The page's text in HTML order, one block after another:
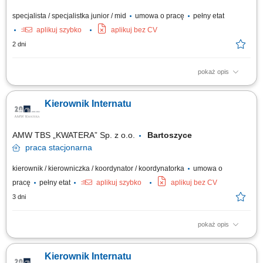
specjalista / specjalistka junior / mid umowa o pracę
pełny etat
aplikuj szybko
aplikuj bez CV
2 dni
pokaż opis
Zakres obowiązków: samodzielne zarządzanie nieruchomościami
operacyjnych z działami wewnętrznymi; nadzór nad bieżącą eksploatacją
budynków i instalacji (HVAC, sanitarne, elektryczne) zlecanie oraz
Kierownik Internatu
AMW TBS „KWATERA” Sp. z o.o.
Bartoszyce
praca stacjonarna
kierownik / kierowniczka / koordynator / koordynatorka
umowa o
pracę
pełny etat aplikuj szybko aplikuj bez CV
3 dni
pokaż opis
Opis stanowiska: Nadzorowanie internatu wojskowego oraz kwater
mieszkańców oraz sporządzanie dokumentacji, prowadzenie ksiąg
Kierownik Internatu